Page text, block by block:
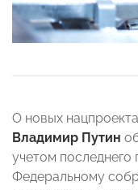
О новых
Владимир Путин
учетом последнего
Федеральному